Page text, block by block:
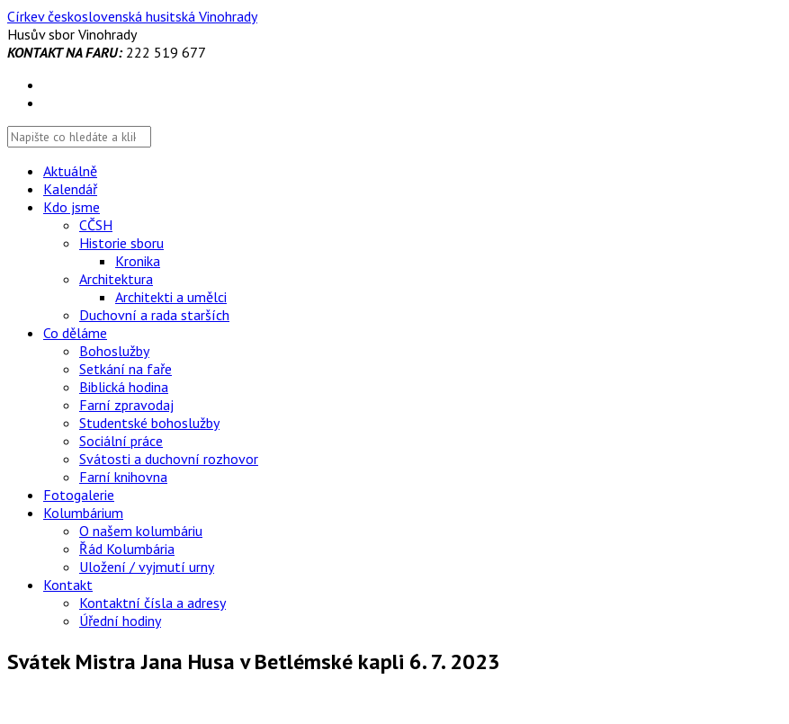
Skip
to
content
Církev československá husitská Vinohrady
Husův sbor Vinohrady
KONTAKT NA FARU:222 519 677
Aktuálně
Kalendář
Kdo jsme
CČSH
Historie sboru
Kronika
Architektura
Architekti a umělci
Duchovní a rada starších
Co děláme
Bohoslužby
Setkání na faře
Biblická hodina
Farní zpravodaj
Studentské bohoslužby
Sociální práce
Svátosti a duchovní rozhovor
Farní knihovna
Fotogalerie
Kolumbárium
O našem kolumbáriu
Řád Kolumbária
Uložení / vyjmutí urny
Kontakt
Kontaktní čísla a adresy
Úřední hodiny
Svátek Mistra Jana Husa v Betlémské kapli 6. 7. 2023